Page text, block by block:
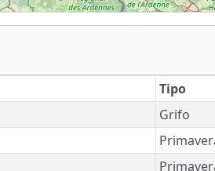
Tipo
Grifo